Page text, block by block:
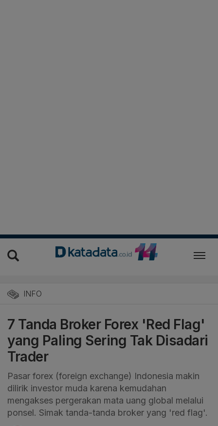
INFO
7 Tanda Broker Forex 'Red Flag'
yang Paling Sering Tak Disadari
Trader
Pasar forex (foreign exchange) Indonesia makin
dilirik investor muda karena kemudahan
mengakses pergerakan mata uang global melalui
ponsel. Simak tanda-tanda broker yang 'red flag'.